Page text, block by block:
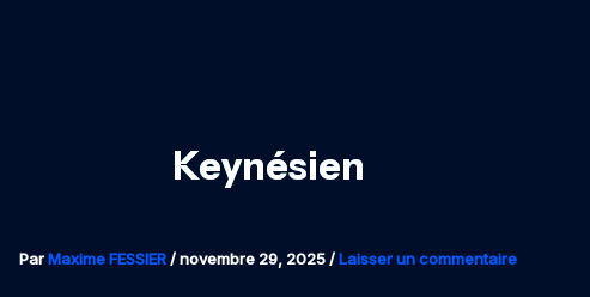
Keynésien
ParMaxime FESSIER/novembre 29, 2025/Laisser un commentaire